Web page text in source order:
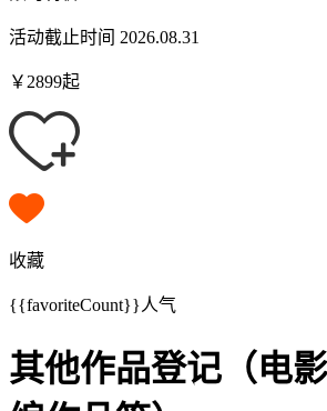
活动截止时间 2026.08.31
￥ 2899起
收藏
{{favoriteCount}}人气
其他作品登记（电